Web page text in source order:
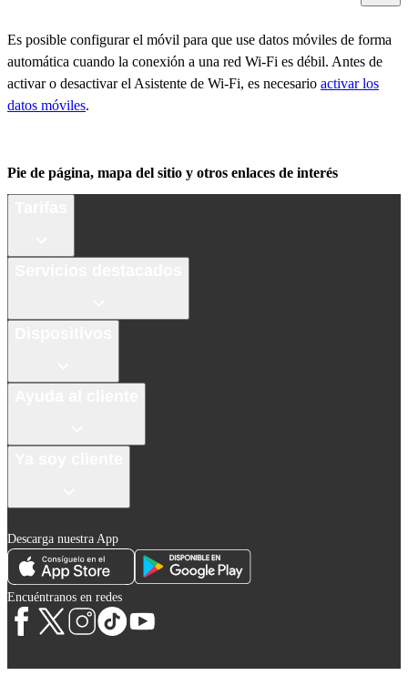
Es posible configurar el móvil para que use datos móviles de forma
automática cuando la conexión a una red Wi-Fi es débil. Antes de
activar o desactivar el Asistente de Wi-Fi, es necesario activar los
datos móviles.
Pie de página, mapa del sitio y otros enlaces de interés
Descarga nuestra App
Encuéntranos en redes